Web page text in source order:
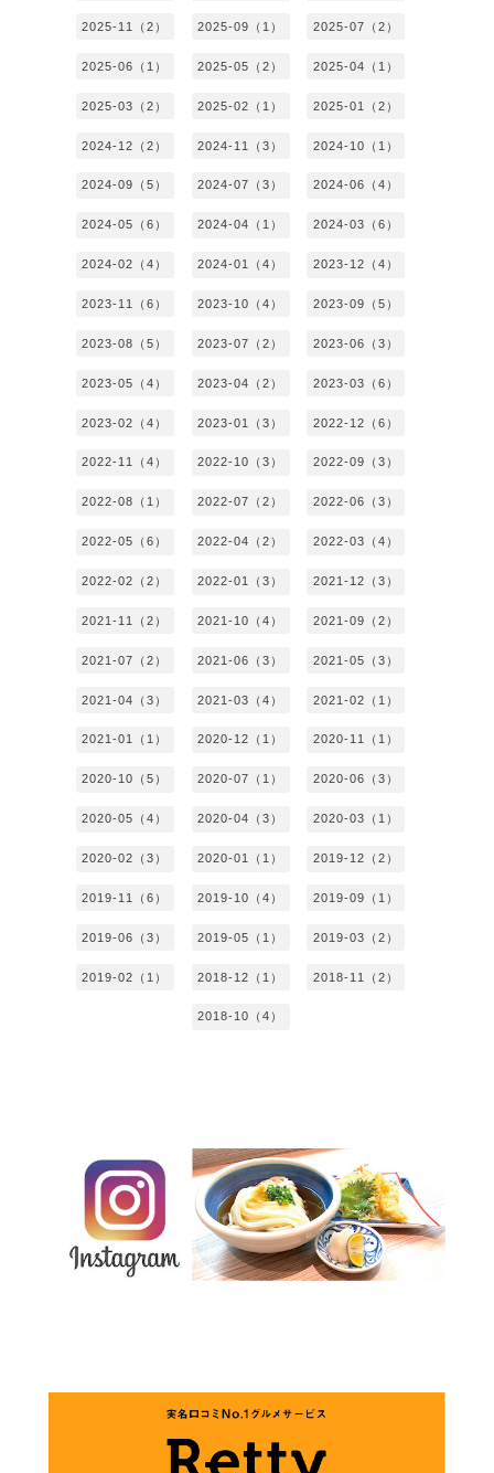
2025-11（2） 2025-09（1） 2025-07（2）
2025-06（1） 2025-05（2） 2025-04（1）
2025-03（2） 2025-02（1） 2025-01（2）
2024-12（2） 2024-11（3） 2024-10（1）
2024-09（5） 2024-07（3） 2024-06（4）
2024-05（6） 2024-04（1） 2024-03（6）
2024-02（4） 2024-01（4） 2023-12（4）
2023-11（6） 2023-10（4） 2023-09（5）
2023-08（5） 2023-07（2） 2023-06（3）
2023-05（4） 2023-04（2） 2023-03（6）
2023-02（4） 2023-01（3） 2022-12（6）
2022-11（4） 2022-10（3） 2022-09（3）
2022-08（1） 2022-07（2） 2022-06（3）
2022-05（6） 2022-04（2） 2022-03（4）
2022-02（2） 2022-01（3） 2021-12（3）
2021-11（2） 2021-10（4） 2021-09（2）
2021-07（2） 2021-06（3） 2021-05（3）
2021-04（3） 2021-03（4） 2021-02（1）
2021-01（1） 2020-12（1） 2020-11（1）
2020-10（5） 2020-07（1） 2020-06（3）
2020-05（4） 2020-04（3） 2020-03（1）
2020-02（3） 2020-01（1） 2019-12（2）
2019-11（6） 2019-10（4） 2019-09（1）
2019-06（3） 2019-05（1） 2019-03（2）
2019-02（1） 2018-12（1） 2018-11（2）
2018-10（4）